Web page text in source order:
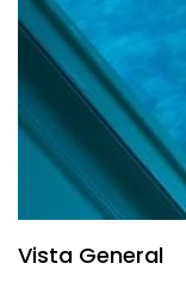
Vista General